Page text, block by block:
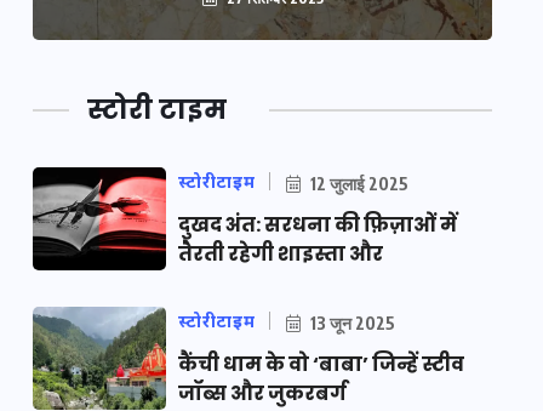
स्टोरी टाइम
स्टोरीटाइम 12 जुलाई 2025
दुखद अंत: सरधना की फ़िज़ाओं में
तैरती रहेगी शाइस्ता और
स्टोरीटाइम 13 जून 2025
कैंची धाम के वो ‘बाबा’ जिन्हें स्टीव
जॉब्स और जुकरबर्ग